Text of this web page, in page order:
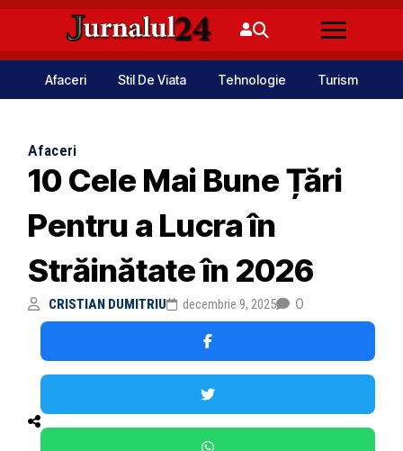
Afaceri Stil De Viata Tehnologie Turism
Afaceri
10 Cele Mai Bune Țări
Pentru a Lucra în
Străinătate în 2026
CRISTIAN DUMITRIU decembrie 9, 2025 0